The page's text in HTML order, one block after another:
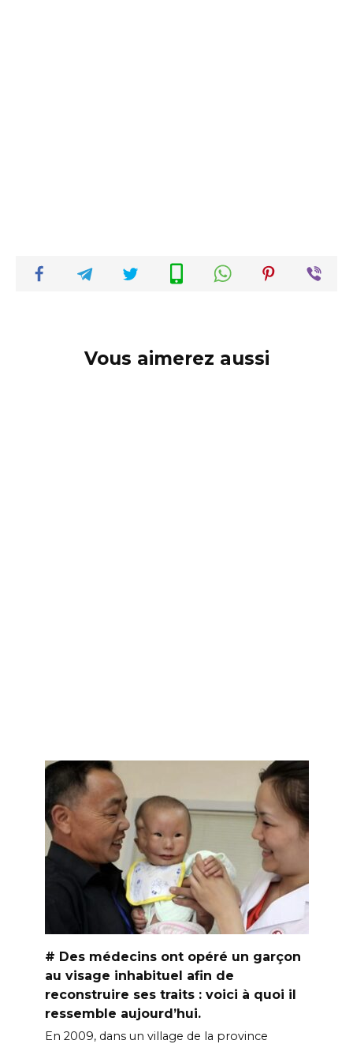
Vous aimerez aussi
# Des médecins ont opéré un garçon
au visage inhabituel afin de
reconstruire ses traits : voici à quoi il
ressemble aujourd’hui.
En 2009, dans un village de la province